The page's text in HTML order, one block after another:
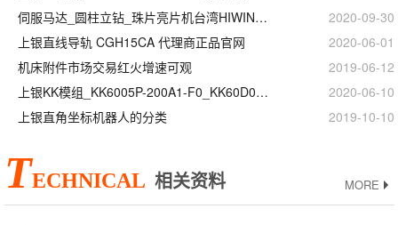
伺服马达_圆柱立钻_珠片亮片机台湾HIWIN上银直线模组滑台
2020-09-30
上银直线导轨 CGH15CA 代理商正品官网
2020-06-01
机床附件市场交易红火增速可观
2019-06-12
上银KK模组_KK6005P-200A1-F0_KK60D05P-200A1-F0_等级精度安装
2020-06-10
上银直角坐标机器人的分类
2019-10-10
TECHNICAL 相关资料 MORE